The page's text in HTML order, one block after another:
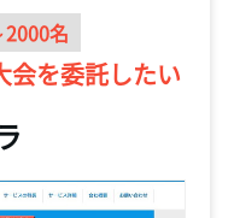
名
会を委託したい